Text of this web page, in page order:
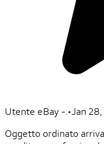
Utente eBay -. •Jan
Oggetto ordinato